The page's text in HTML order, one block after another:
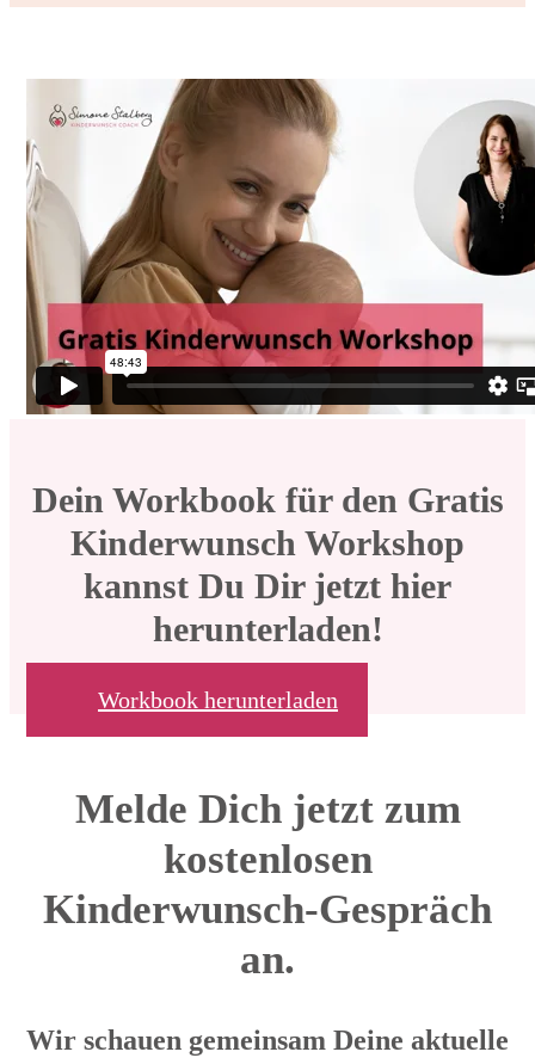
Dein Workbook für den Gratis
Kinderwunsch Workshop
kannst Du Dir jetzt hier
herunterladen!
Workbook herunterladen
Melde Dich jetzt zum
kostenlosen
Kinderwunsch-Gespräch
an.
Wir schauen gemeinsam Deine aktuelle